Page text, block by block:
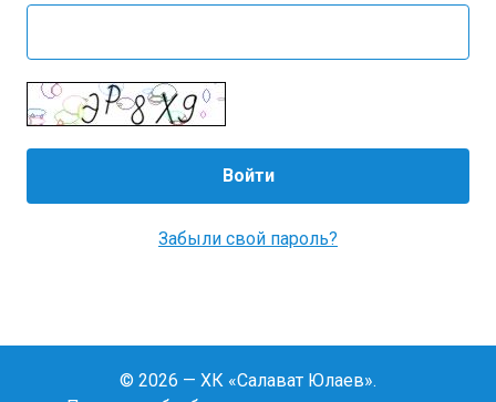
Забыли свой пароль?
© 2026 — ХК «Салават Юлаев».